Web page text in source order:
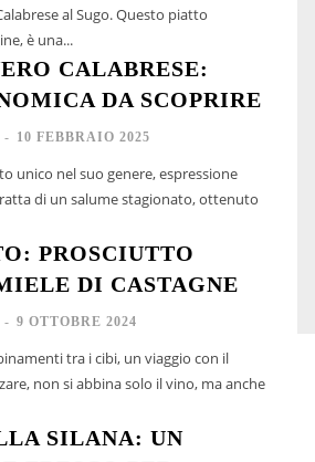
al Sugo. Questo piatto
è una...
CALABRESE:
DA SCOPRIRE
- 10 FEBBRAIO 2025
unico nel suo genere, espressione
di un salume stagionato, ottenuto
PROSCIUTTO
DI CASTAGNE
- 9 OTTOBRE 2024
tra i cibi, un viaggio con il
non si abbina solo il vino, ma anche
SILANA: UN